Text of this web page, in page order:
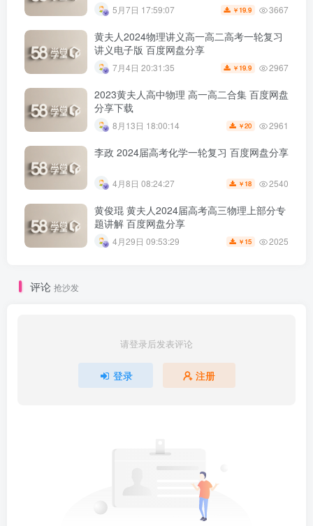
5月7日 17:59:07 ￥ 19.9 3667
黄夫人2024物理讲义高一高二高考一轮复习
讲义电子版 百度网盘分享
7月4日 20:31:35 ￥ 19.9 2967
2023黄夫人高中物理 高一高二合集 百度网盘
分享下载
8月13日 18:00:14 ￥20 2961
李政 2024届高考化学一轮复习 百度网盘分享
4月8日 08:24:27 ￥ 18 2540
黄俊琨 黄夫人2024届高考高三物理上部分专
题讲解 百度网盘分享
4月29日 09:53:29 ￥ 15 2025
评论 抢沙发
请登录后发表评论
登录 注册